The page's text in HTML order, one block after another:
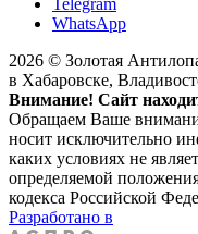
WhatsApp
2026 © Золотая
в Хабаровске,
Внимание! Сайт
Обращаем Ваше
носит исключительно
каких условиях не
определяемой
кодекса Российской
Разработано в